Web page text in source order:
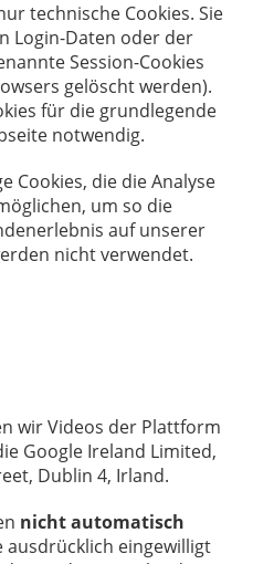
technische Cookies. Sie
Login-Daten oder der
Session-Cookies
gelöscht werden).
für die grundlegende
notwendig.
Cookies, die die Analyse
um so die
auf unserer
nicht verwendet.
wir Videos der Plattform
Google Ireland Limited,
Dublin 4, Irland.
nicht automatisch
ausdrücklich eingewilligt